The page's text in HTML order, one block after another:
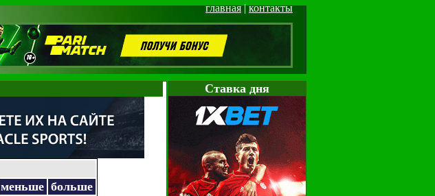
главная|контакты
Cтавка дня
меньше больше